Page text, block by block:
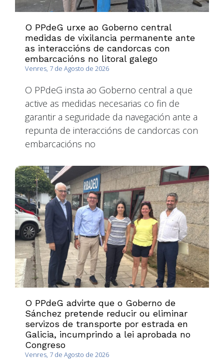
O PPdeG urxe ao Goberno central
medidas de vixilancia permanente ante
as interaccións de candorcas con
embarcacións no litoral galego
Venres, 7 de Agosto de 2026
O PPdeG insta ao Goberno central a que
active as medidas necesarias co fin de
garantir a seguridade da navegación ante a
repunta de interaccións de candorcas con
embarcacións no
O PPdeG advirte que o Goberno de
Sánchez pretende reducir ou eliminar
servizos de transporte por estrada en
Galicia, incumprindo a lei aprobada no
Congreso
Venres, 7 de Agosto de 2026